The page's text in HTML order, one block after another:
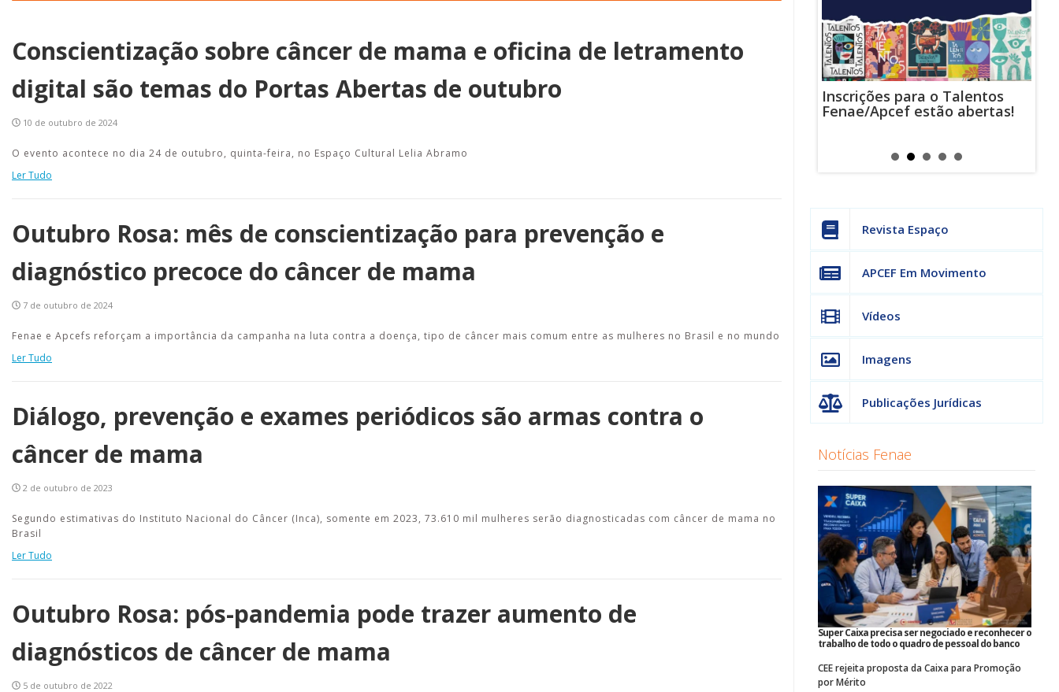
Conscientização sobre câncer de mama e oficina de letramento
digital são temas do Portas Abertas de outubro
10 de outubro de 2024
O evento acontece no dia 24 de outubro, quinta-feira, no Espaço Cultural Lelia Abramo
Ler Tudo
Outubro Rosa: mês de conscientização para prevenção e
diagnóstico precoce do câncer de mama
7 de outubro de 2024
Fenae e Apcefs reforçam a importância da campanha na luta contra a doença, tipo de câncer mais comum entre as mulheres no Brasil e no mundo
Ler Tudo
Diálogo, prevenção e exames periódicos são armas contra o
câncer de mama
2 de outubro de 2023
Segundo estimativas do Instituto Nacional do Câncer (Inca), somente em 2023, 73.610 mil mulheres serão diagnosticadas com câncer de mama no
Brasil
Ler Tudo
Outubro Rosa: pós-pandemia pode trazer aumento de
diagnósticos de câncer de mama
5 de outubro de 2022
Aproveite a parceria da Apcef Inscrições para o Talentos
Fenae/Apcef estão abertas!
Revista Espaço
APCEF Em Movimento
Vídeos
Imagens
Publicações Jurídicas
Notícias Fenae
Super Caixa precisa ser negociado e reconhecer o
trabalho de todo o quadro de pessoal do banco
CEE rejeita proposta da Caixa para Promoção
por Mérito